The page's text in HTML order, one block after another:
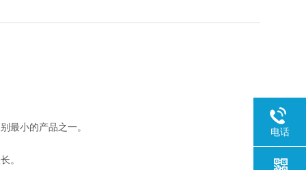
最小的产品之一。
。
电话